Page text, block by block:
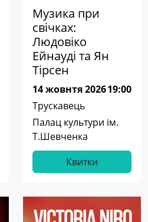
Музика при
свічках:
Людовіко
Ейнауді та Ян
Тірсен
14 жовнтя 202619:00
Трускавець
Палац культури ім.
Т.Шевченка
Квитки